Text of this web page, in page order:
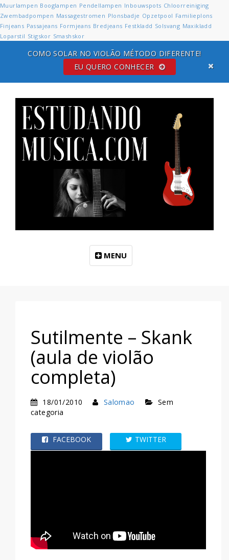
Muurlampen Booglampen Pendellampen Inbouwspots Chloorreiniging
Zwembadpompen Massagestromen Plonsbadje Opzetpool Familieplons
Finjeans Passajeans Formjeans Bredjeans Festkladd Solsvang Maxikladd
Loparstil Stigskor Smashskor
EU QUERO CONHECER
MENU
Sutilmente – Skank
(aula de violão
completa)
18/01/2010 Salomao
Sem
categoria
FACEBOOK TWITTER